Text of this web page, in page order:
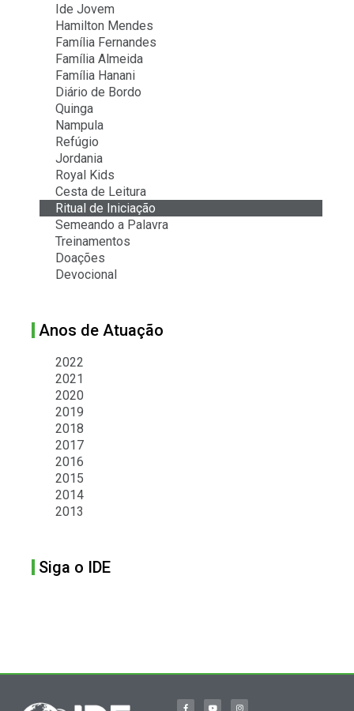
Ide Jovem
Hamilton Mendes
Família Fernandes
Família Almeida
Família Hanani
Diário de Bordo
Quinga
Nampula
Refúgio
Jordania
Royal Kids
Cesta de Leitura
Ritual de Iniciação
Semeando a Palavra
Treinamentos
Doações
Devocional
Anos de Atuação
2022
2021
2020
2019
2018
2017
2016
2015
2014
2013
Siga o IDE